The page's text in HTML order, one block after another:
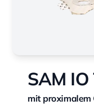
SAM
mit proximalem